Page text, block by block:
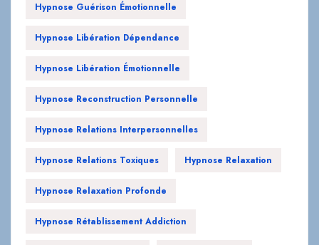
Hypnose Guérison Émotionnelle
Hypnose Libération Dépendance
Hypnose Libération Émotionnelle
Hypnose Reconstruction Personnelle
Hypnose Relations Interpersonnelles
Hypnose Relations Toxiques Hypnose Relaxation
Hypnose Relaxation Profonde
Hypnose Rétablissement Addiction